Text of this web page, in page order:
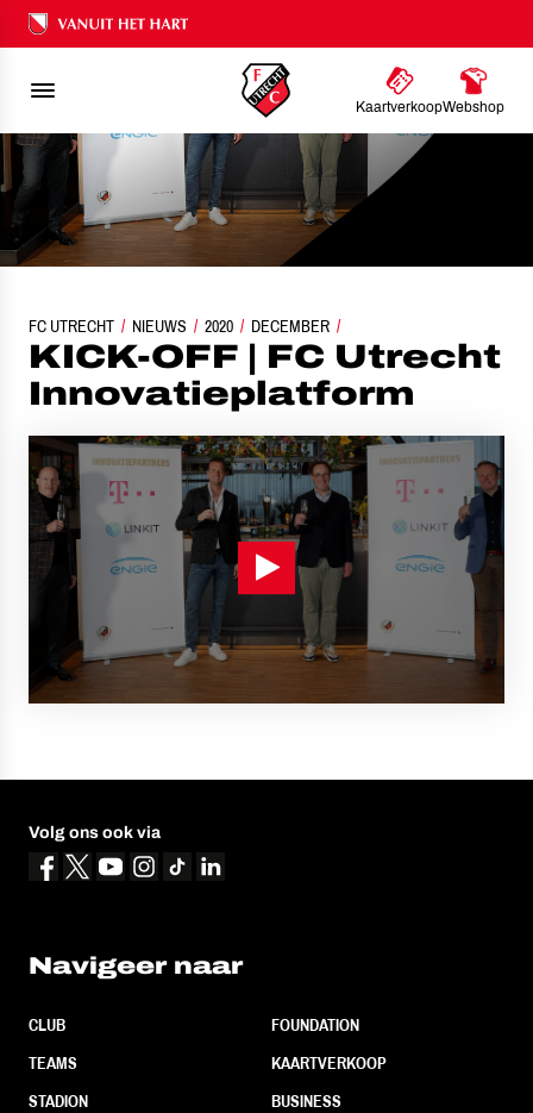
Ons nalatenschap
KaartverkoopWebshop
FC UTRECHT NIEUWS 2020 DECEMBER
KICK-OFF | FC UTRECHT INNOVATIEPLATFORM
KICK-OFF | FC Utrecht
Innovatieplatform
Volg ons ook via
Navigeer naar
CLUB
TEAMS
STADION
FOUNDATION
KAARTVERKOOP
BUSINESS